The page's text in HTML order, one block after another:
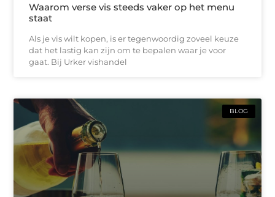
Waarom verse vis steeds vaker op het menu
staat
Als je vis wilt kopen, is er tegenwoordig zoveel keuze
dat het lastig kan zijn om te bepalen waar je voor
gaat. Bij Urker vishandel
BLOG